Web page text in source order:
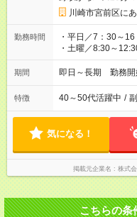
川崎市宮前区に
勤務時間
・平日／7：30～
・土曜／8:30～
期間 即日～長期 勤務開
特徴 40～50代活躍中 /
気になる！
掲載元企業名 株式
こちらの条